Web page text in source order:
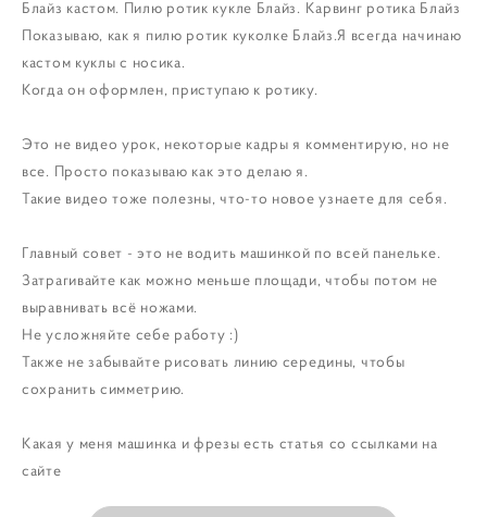
Блайз кастом. Пилю ротик кукле Блайз. Карвинг ротика Блайз
Показываю, как я пилю ротик куколке Блайз.Я всегда начинаю
кастом куклы с носика.
Когда он оформлен, приступаю к ротику.
Это не видео урок, некоторые кадры я комментирую, но не
все. Просто показываю как это делаю я.
Такие видео тоже полезны, что-то новое узнаете для себя.
Главный совет - это не водить машинкой по всей панельке.
Затрагивайте как можно меньше площади, чтобы потом не
выравнивать всё ножами.
Не усложняйте себе работу :)
Также не забывайте рисовать линию середины, чтобы
сохранить симметрию.
Какая у меня машинка и фрезы есть статья со ссылками на
сайте